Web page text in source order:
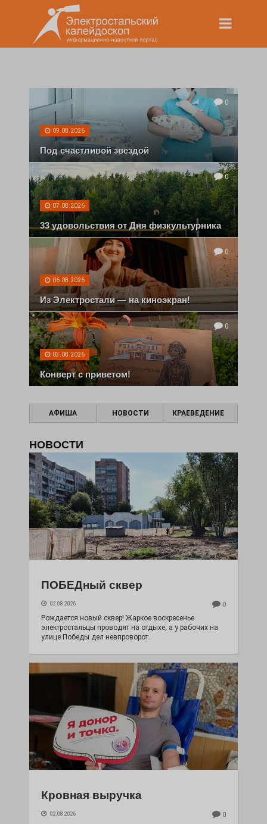
0
09.08.2026
Под счастливой звездой
0
07.08.2026
33 удовольствия от Дня физкультурника
0
06.08.2026
Из Электростали — на киноэкран!
0
03.08.2026
Конверт с приветом!
АФИША НОВОСТИ КРАЕВЕДЕНИЕ
НОВОСТИ
ПОБЕДный сквер
02.08.2026 0
Рождается новый сквер! Жаркое воскресенье
электростальцы проводят на отдыхе, а у рабочих на
улице Победы дел невпроворот.
Кровная выручка
02.08.2026 0